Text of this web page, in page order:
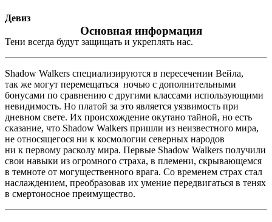
Основная информация
Девиз
Тени всегда будут защищать и укреплять нас.
Shadow Walkers специализируются в пересечении Вейла,
так же могут перемещаться ночью с дополнительными
бонусами по сравнению с другими классами использующими
невидимость. Но платой за это является уязвимость при
дневном свете. Их происхождение окутано тайной, но есть
сказание, что Shadow Walkers пришли из неизвестного мира,
не относящегося ни к космологии северных народов
ни к первому расколу мира. Первые Shadow Walkers получили
свои навыки из огромного страха, в племени, скрывающемся
в темноте от могущественного врага. Со временем страх стал
наслаждением, преобразовав их умение передвигаться в тенях
в смертоносное преимущество.